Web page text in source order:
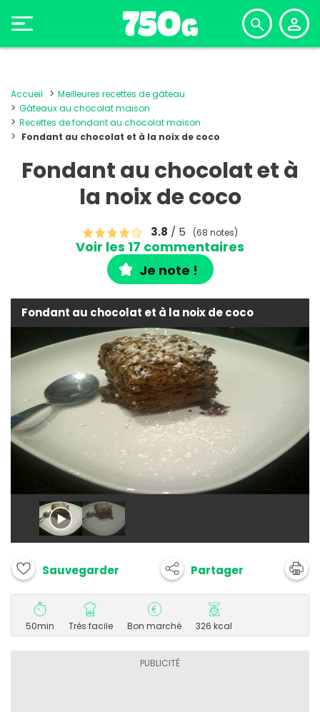
Accueil
Meilleures recettes de gâteau
Gâteaux au chocolat maison
Recettes de fondant au chocolat maison
Fondant au chocolat et à la noix de coco
Fondant au chocolat et à
la noix de coco
3.8 / 5 (68 notes)
Voir les 17 commentaires
Je note !
Fondant au chocolat et à la noix de coco
Sauvegarder Partager
50min Très facile Bon marché 326 kcal